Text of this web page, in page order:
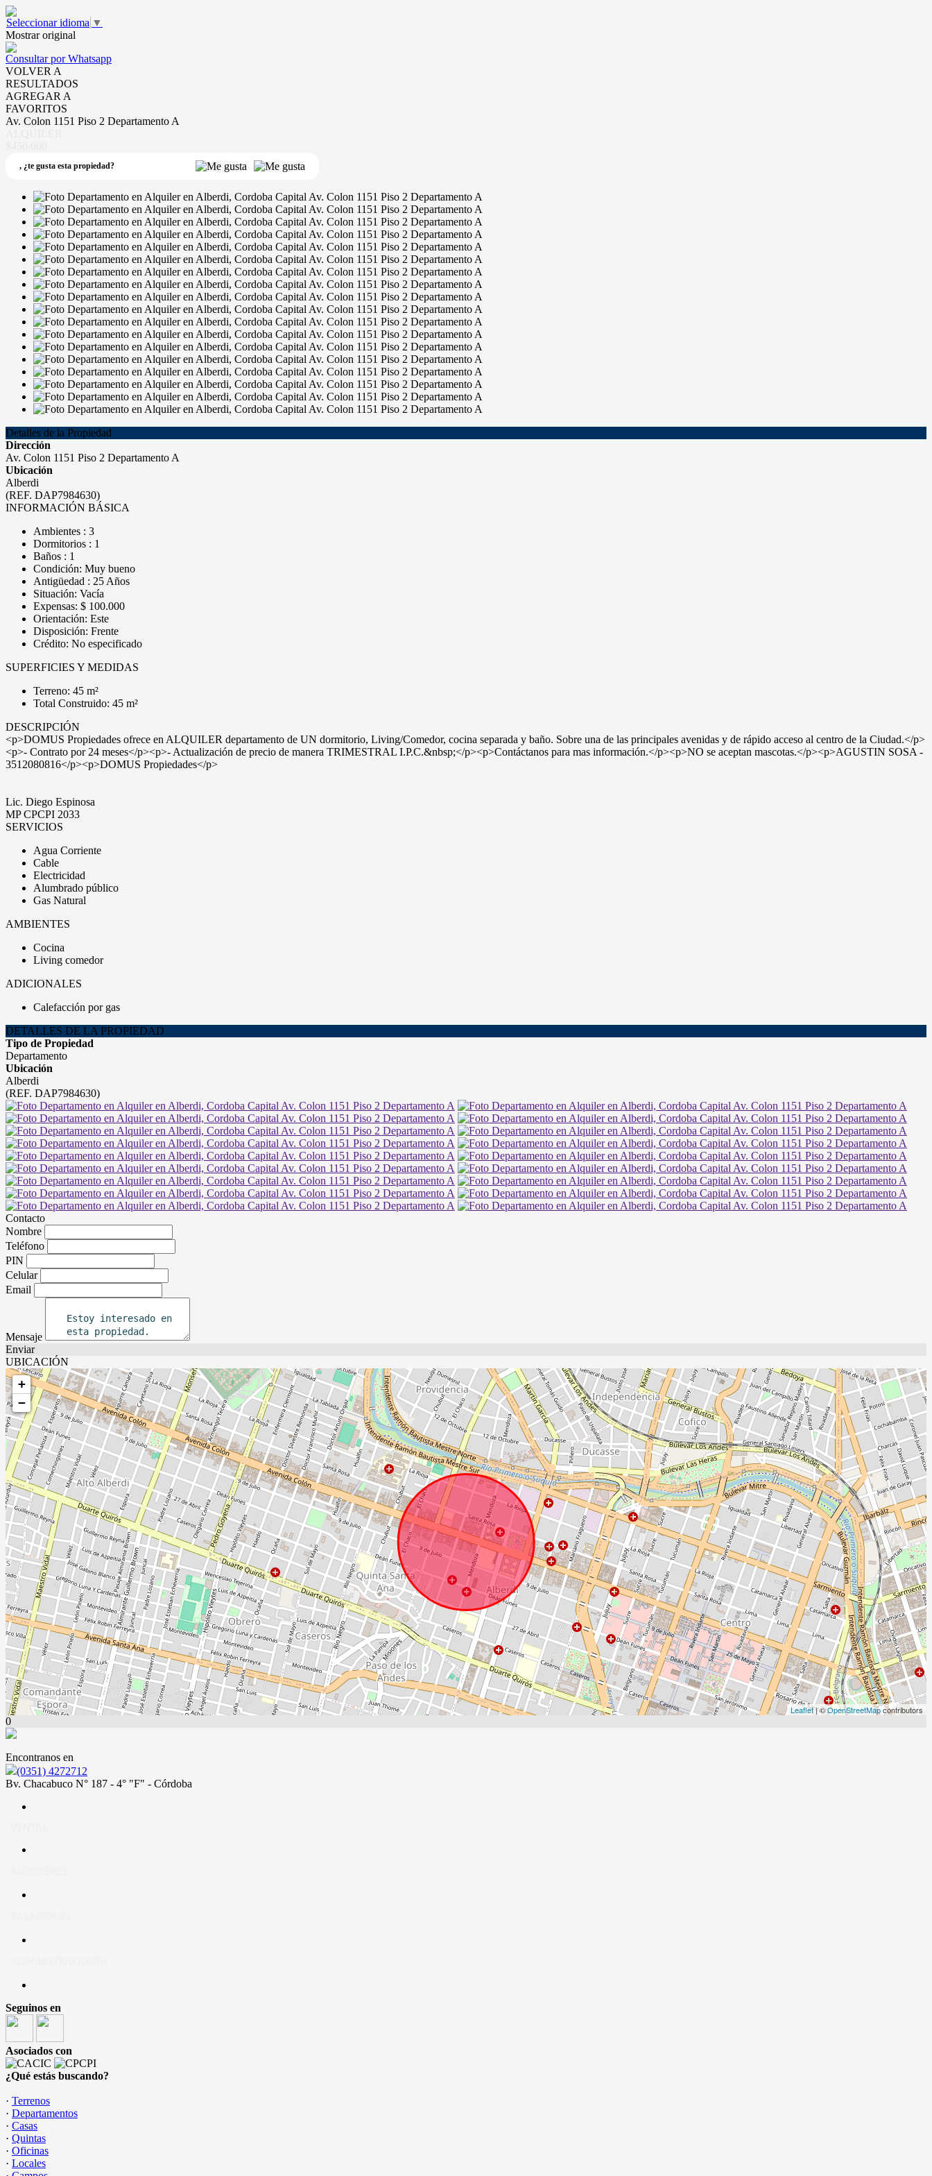
Seleccionar idioma ▼
Mostrar original
Consultar por Whatsapp
VOLVER A
RESULTADOS
AGREGAR A
FAVORITOS
Av. Colon 1151 Piso 2 Departamento A
, ¿te gusta esta propiedad?
Detalles de la Propiedad
Dirección
Av. Colon 1151 Piso 2 Departamento A
Ubicación
Alberdi
(REF. DAP7984630)
INFORMACIÓN BÁSICA
Ambientes : 3
Dormitorios : 1
Baños : 1
Condición: Muy bueno
Antigüedad : 25 Años
Situación: Vacía
Expensas: $ 100.000
Orientación: Este
Disposición: Frente
Crédito: No especificado
SUPERFICIES Y MEDIDAS
Terreno: 45 m²
Total Construido: 45 m²
DESCRIPCIÓN
<p>DOMUS Propiedades ofrece en ALQUILER departamento de UN dormitorio, Living/Comedor, cocina separada y baño. Sobre una de las principales avenidas y de rápido acceso al centro de la Ciudad.</p>
<p>- Contrato por 24 meses</p><p>- Actualización de precio de manera TRIMESTRAL I.P.C.&nbsp;</p><p>Contáctanos para mas información.</p><p>NO se aceptan mascotas.</p><p>AGUSTIN SOSA -
3512080816</p><p>DOMUS Propiedades</p>
Lic. Diego Espinosa
MP CPCPI 2033
SERVICIOS
Agua Corriente
Cable
Electricidad
Alumbrado público
Gas Natural
AMBIENTES
Cocina
Living comedor
ADICIONALES
Calefacción por gas
DETALLES DE LA PROPIEDAD
Tipo de Propiedad
Departamento
Ubicación
Alberdi
(REF. DAP7984630)
Contacto
Nombre
Teléfono
PIN
Celular
Email
Mensaje
Enviar
UBICACIÓN
+
−
Leaflet| ©OpenStreetMapcontributors
0
Encontranos en
(0351) 4272712
Bv. Chacabuco N° 187 - 4° "F" - Córdoba
Seguinos en
Asociados con
¿Qué estás buscando?
· Terrenos
· Departamentos
· Casas
· Quintas
· Oficinas
· Locales